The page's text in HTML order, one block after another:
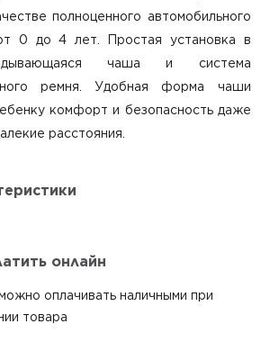
полноценного автомобильного
0 до 4 лет. Простая установка в
чаша и система
ремня. Удобная форма чаши
комфорт и безопасность даже
расстояния.
онлайн
оплачивать наличными при
товара